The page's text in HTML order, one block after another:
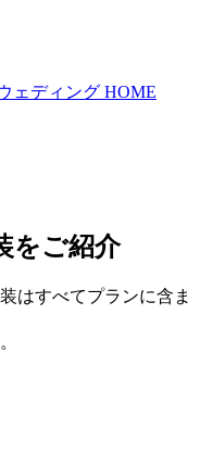
ェディング HOME
をご紹介
はすべてプランに含ま